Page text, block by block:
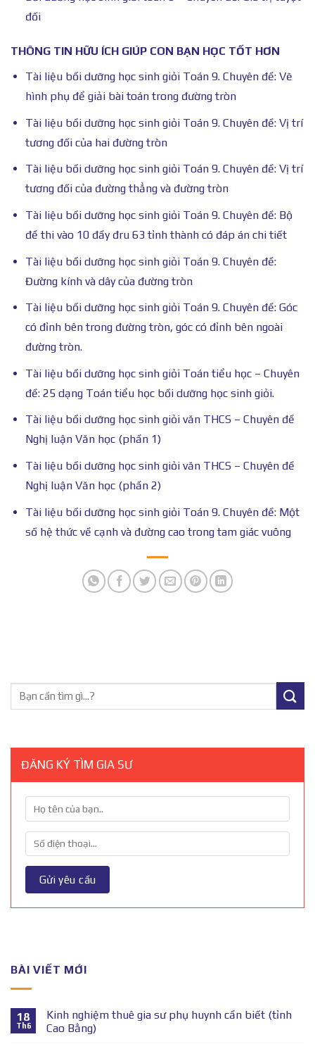
đối
THÔNG TIN HỮU ÍCH GIÚP CON BẠN HỌC TỐT HƠN
Tài liệu bồi dưỡng học sinh giỏi Toán 9. Chuyên đề: Vẽ
hình phụ để giải bài toán trong đường tròn
Tài liệu bồi dưỡng học sinh giỏi Toán 9. Chuyên đề: Vị trí
tương đối của hai đường tròn
Tài liệu bồi dưỡng học sinh giỏi Toán 9. Chuyên đề: Vị trí
tương đối của đường thẳng và đường tròn
Tài liệu bồi dưỡng học sinh giỏi Toán 9. Chuyên đề: Bộ
đề thi vào 10 đầy đru 63 tỉnh thành có đáp án chi tiết
Tài liệu bồi dưỡng học sinh giỏi Toán 9. Chuyên đề:
Đường kính và dây của đường tròn
Tài liệu bồi dưỡng học sinh giỏi Toán 9. Chuyên đề: Góc
có đỉnh bên trong đường tròn, góc có đỉnh bên ngoài
đường tròn.
Tài liệu bồi dưỡng học sinh giỏi Toán tiểu học – Chuyên
đề: 25 dạng Toán tiểu học bồi dưỡng học sinh giỏi.
Tài liệu bồi dưỡng học sinh giỏi văn THCS – Chuyên đề
Nghị luận Văn học (phần 1)
Tài liệu bồi dưỡng học sinh giỏi văn THCS – Chuyên đề
Nghị luận Văn học (phần 2)
Tài liệu bồi dưỡng học sinh giỏi Toán 9. Chuyên đề: Một
số hệ thức về cạnh và đường cao trong tam giác vuông
ĐĂNG KÝ TÌM GIA SƯ
BÀI VIẾT MỚI
18
Th6
Kinh nghiệm thuê gia sư phụ huynh cần biết (tỉnh
Cao Bằng)